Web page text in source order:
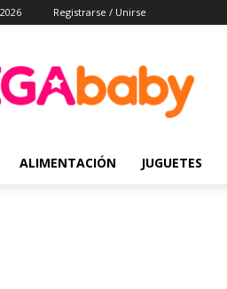
Registrarse / Unirse
ALIMENTACIÓN JUGUETES